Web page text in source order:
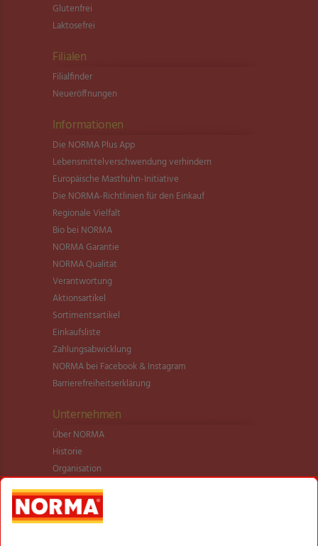
Glutenfrei
Laktosefrei
Filialen
Filialfinder
Neueröffnungen
Informationen
Die NORMA Plus App
Lebensmittel­verschwendung verhindern
Europäische Masthuhn-Initiative
Die NORMA-Richtlinien für den Einkauf
Regionale Vielfalt
Bio bei NORMA
NORMA Garantie
NORMA Qualität
Verantwortung
Aktionsartikel
Sortimentsartikel
Einkaufsliste
Zahlungsabwicklung
NORMA bei Facebook & Instagram
Barrierefreiheitserklärung
Unternehmen
Über NORMA
Historie
Organisation
International
Logistik
Filialnetz